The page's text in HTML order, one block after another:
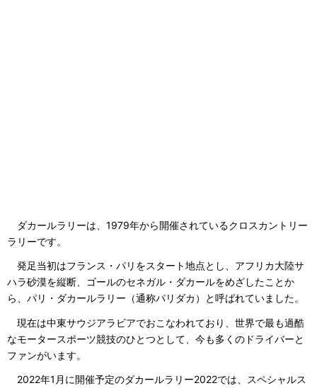
ダカールラリーは、1979年から開催されているクロスカントリー
ラリーです。
発足当初はフランス・パリをスタート地点とし、アフリカ大陸サ
ハラ砂漠を縦断、ゴールのセネガル・ダカールをめざしたことか
ら、パリ・ダカールラリー（通称パリダカ）と呼ばれていました。
現在は中東サウジアラビアでおこなわれており、世界で最も過酷
なモータースポーツ競技のひとつとして、今も多くのドライバーと
ファンがいます。
2022年1月に開催予定のダカールラリー2022では、スペシャルス